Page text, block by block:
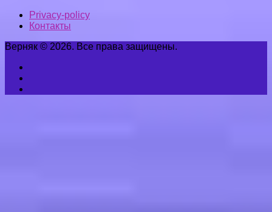
Privacy-policy
Контакты
Верняк © 2026. Все права защищены.